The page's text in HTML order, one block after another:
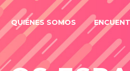
QUIÉNES SOMOS